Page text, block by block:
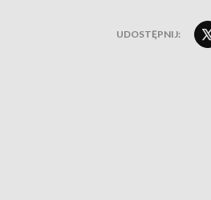
UDOSTĘPNIJ: